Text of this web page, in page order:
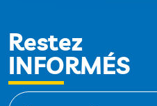
Restez
INFORMÉS